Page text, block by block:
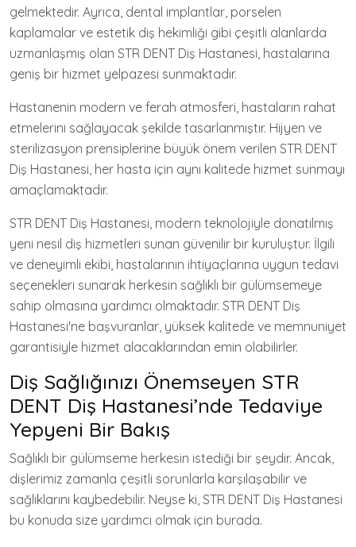
gelmektedir. Ayrıca, dental implantlar, porselen
kaplamalar ve estetik diş hekimliği gibi çeşitli alanlarda
uzmanlaşmış olan STR DENT Diş Hastanesi, hastalarına
geniş bir hizmet yelpazesi sunmaktadır.
Hastanenin modern ve ferah atmosferi, hastaların rahat
etmelerini sağlayacak şekilde tasarlanmıştır. Hijyen ve
sterilizasyon prensiplerine büyük önem verilen STR DENT
Diş Hastanesi, her hasta için aynı kalitede hizmet sunmayı
amaçlamaktadır.
STR DENT Diş Hastanesi, modern teknolojiyle donatılmış
yeni nesil diş hizmetleri sunan güvenilir bir kuruluştur. İlgili
ve deneyimli ekibi, hastalarının ihtiyaçlarına uygun tedavi
seçenekleri sunarak herkesin sağlıklı bir gülümsemeye
sahip olmasına yardımcı olmaktadır. STR DENT Diş
Hastanesi'ne başvuranlar, yüksek kalitede ve memnuniyet
garantisiyle hizmet alacaklarından emin olabilirler.
Diş Sağlığınızı Önemseyen STR
DENT Diş Hastanesi’nde Tedaviye
Yepyeni Bir Bakış
Sağlıklı bir gülümseme herkesin istediği bir şeydir. Ancak,
dişlerimiz zamanla çeşitli sorunlarla karşılaşabilir ve
sağlıklarını kaybedebilir. Neyse ki, STR DENT Diş Hastanesi
bu konuda size yardımcı olmak için burada.